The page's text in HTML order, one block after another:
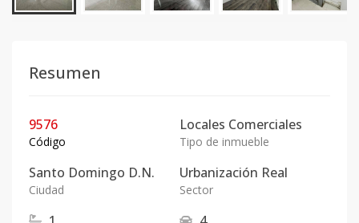
Resumen
9576
Código
Locales Comerciales
Tipo de inmueble
Santo Domingo D.N.
Ciudad
Urbanización Real
Sector